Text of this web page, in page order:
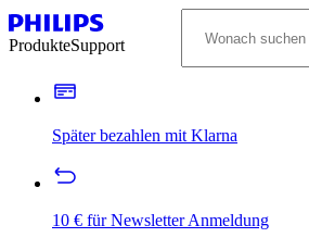
ProdukteSupport
Später bezahlen mit Klarna
10 € für Newsletter Anmeldung